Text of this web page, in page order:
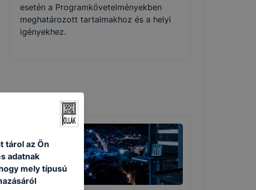
esetén a Programkövetelményekben
meghatározott tartalmakhoz és a helyi
igényekhez.
tárol az Ön
adatnak
mely típusú